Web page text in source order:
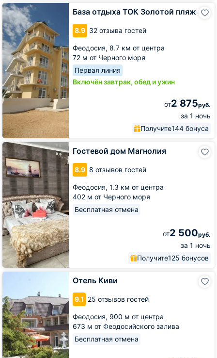
База отдыха ТОК Золотой пляж
8.9 32 отзыва гостей
Феодосия, 8.7 км от центра
72 м от Черного моря
Первая линия
Включён завтрак, обед и ужин
от2 875руб.
за 1 ночь
Получите144 бонуса
База
отдыха
ТОК
Золотой
пляж
Гостевой дом Магнолия
8.9 8 отзывов гостей
Феодосия, 1.3 км от центра
402 м от Черного моря
Бесплатная отмена
от2 500руб.
за 1 ночь
Получите125 бонусов
Гостевой
дом
Магнолия
Отель Киви
9.1 25 отзывов гостей
Феодосия, 900 м от центра
673 м от Феодосийского залива
Бесплатная отмена
Отель